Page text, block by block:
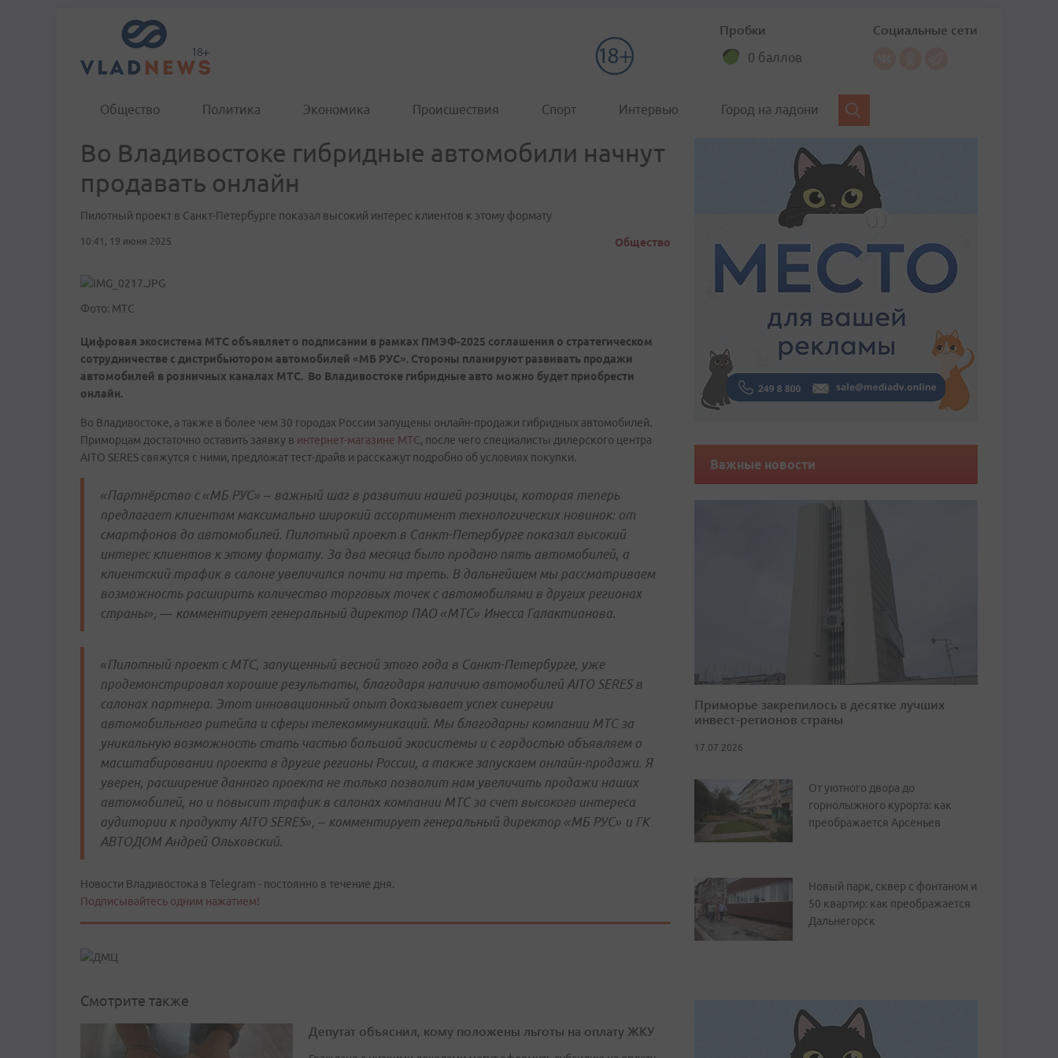
Пробки
0 баллов
Социальные сети
Общество Политика Экономика Происшествия Спорт Интервью Город на ладони
Во Владивостоке гибридные автомобили начнут
продавать онлайн
Пилотный проект в Санкт-Петербурге показал высокий интерес клиентов к этому формату
10:41, 19 июня 2025 Общество
Фото: МТС
Цифровая экосистема МТС объявляет о подписании в рамках ПМЭФ-2025 соглашения о стратегическом
сотрудничестве с дистрибьютором автомобилей «МБ РУС». Стороны планируют развивать продажи
автомобилей в розничных каналах МТС. Во Владивостоке гибридные авто можно будет приобрести
онлайн.
Во Владивостоке, а также в более чем 30 городах России запущены онлайн-продажи гибридных автомобилей.
Приморцам достаточно оставить заявку в интернет-магазине МТС, после чего специалисты дилерского центра
AITO SERES свяжутся с ними, предложат тест-драйв и расскажут подробно об условиях покупки.
«Партнёрство с «МБ РУС» – важный шаг в развитии нашей розницы, которая теперь
предлагает клиентам максимально широкий ассортимент технологических новинок: от
смартфонов до автомобилей. Пилотный проект в Санкт-Петербурге показал высокий
интерес клиентов к этому формату. За два месяца было продано пять автомобилей, а
клиентский трафик в салоне увеличился почти на треть. В дальнейшем мы рассматриваем
возможность расширить количество торговых точек с автомобилями в других регионах
страны», — комментирует генеральный директор ПАО «МТС» Инесса Галактионова.
«Пилотный проект с МТС, запущенный весной этого года в Санкт-Петербурге, уже
продемонстрировал хорошие результаты, благодаря наличию автомобилей AITO SERES в
салонах партнера. Этот инновационный опыт доказывает успех синергии
автомобильного ритейла и сферы телекоммуникаций. Мы благодарны компании МТС за
уникальную возможность стать частью большой экосистемы и с гордостью объявляем о
масштабировании проекта в другие регионы России, а также запускаем онлайн-продажи. Я
уверен, расширение данного проекта не только позволит нам увеличить продажи наших
автомобилей, но и повысит трафик в салонах компании МТС за счет высокого интереса
аудитории к продукту AITO SERES», – комментирует генеральный директор «МБ РУС» и ГК
АВТОДОМ Андрей Ольховский.
Новости Владивостока в Telegram - постоянно в течение дня.
Подписывайтесь одним нажатием!
Смотрите также
Депутат объяснил, кому положены льготы на оплату ЖКУ
Важные новости
Приморье закрепилось в десятке лучших
инвест-регионов страны
17.07.2026
От уютного двора до
горнолыжного курорта: как
преображается Арсеньев
Новый парк, сквер с фонтаном и
50 квартир: как преображается
Дальнегорск